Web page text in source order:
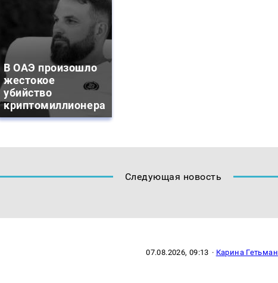
В ОАЭ произошло
жестокое
убийство
криптомиллионера
Следующая новость
07.08.2026, 09:13 · Карина Гетьман